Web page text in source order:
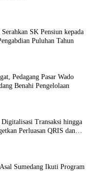
SK Pensiun kepada
Puluhan Tahun
Pedagang Pasar Wado
Benahi Pengelolaan
Transaksi hingga
Perluasan QRIS dan
Sumedang Ikuti Program